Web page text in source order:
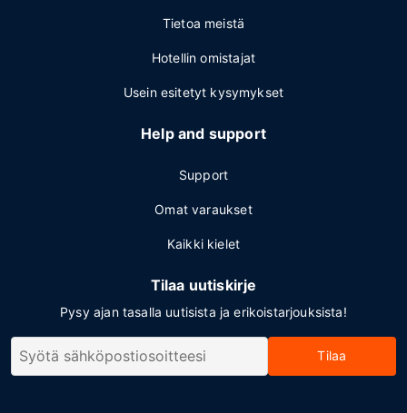
Tietoa meistä
Hotellin omistajat
Usein esitetyt kysymykset
Help and support
Support
Omat varaukset
Kaikki kielet
Tilaa uutiskirje
Pysy ajan tasalla uutisista ja erikoistarjouksista!
Tilaa